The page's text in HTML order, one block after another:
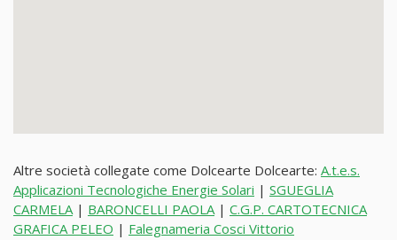
Altre società collegate come Dolcearte Dolcearte: A.t.e.s.
Applicazioni Tecnologiche Energie Solari | SGUEGLIA
CARMELA| BARONCELLI PAOLA| C.G.P. CARTOTECNICA
GRAFICA PELEO | Falegnameria Cosci Vittorio